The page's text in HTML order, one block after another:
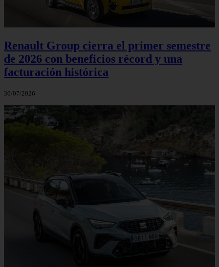
Renault Group cierra el primer semestre
de 2026 con beneficios récord y una
facturación histórica
30/07/2026